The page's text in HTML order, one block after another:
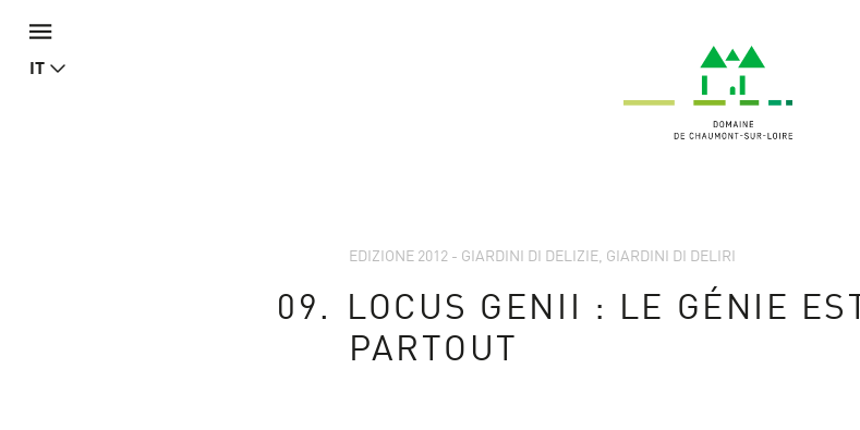
IT
EDIZIONE 2012 - GIARDINI DI DELIZIE, GIARDINI DI DELIRI
09.
LOCUS GENII : LE GÉNIE EST
PARTOUT